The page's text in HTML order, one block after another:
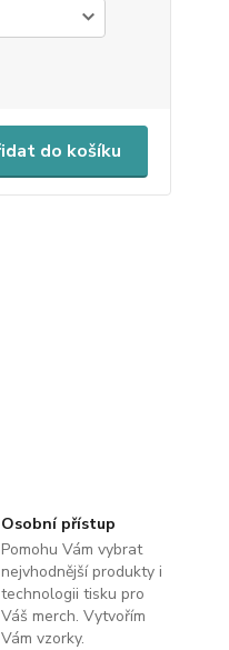
do košíku
Osobní přístup
Pomohu Vám vybrat
nejvhodnější produkty i
technologii tisku pro
Váš merch. Vytvořím
Vám vzorky.